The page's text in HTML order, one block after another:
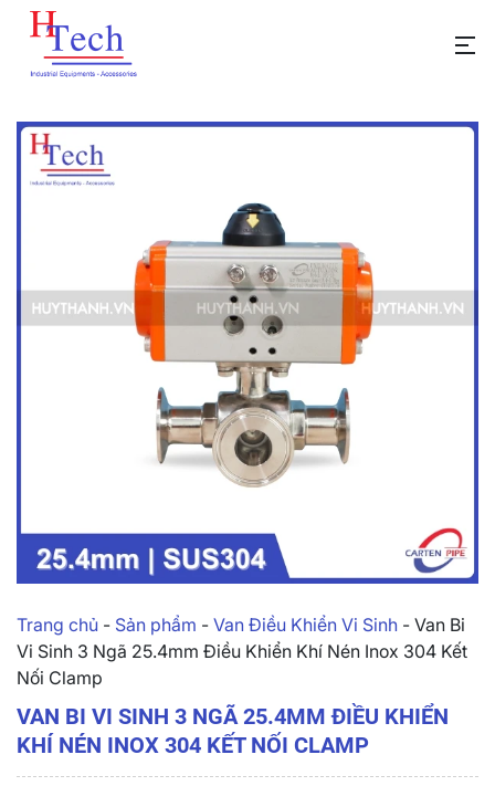
Trang chủ - Sản phẩm - Van Điều Khiển Vi Sinh - Van Bi
Vi Sinh 3 Ngã 25.4mm Điều Khiển Khí Nén Inox 304 Kết
Nối Clamp
VAN BI VI SINH 3 NGÃ 25.4MM ĐIỀU KHIỂN
KHÍ NÉN INOX 304 KẾT NỐI CLAMP